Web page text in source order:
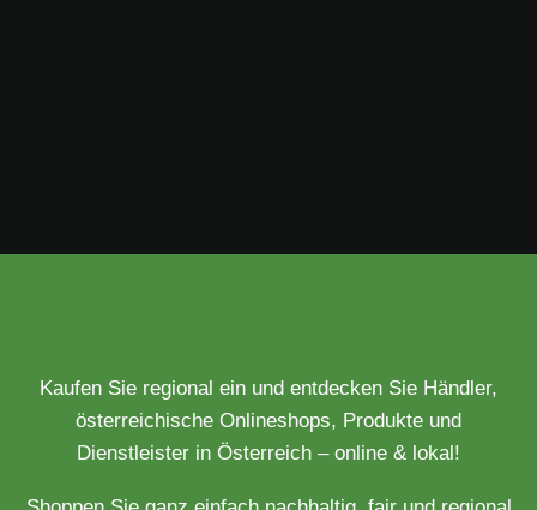
Kaufen Sie regional ein und entdecken Sie Händler,
österreichische Onlineshops, Produkte und
Dienstleister in Österreich – online & lokal!